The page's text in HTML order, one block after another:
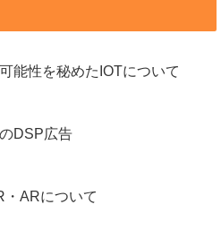
能性を秘めたIOTについて
DSP広告
・ARについて